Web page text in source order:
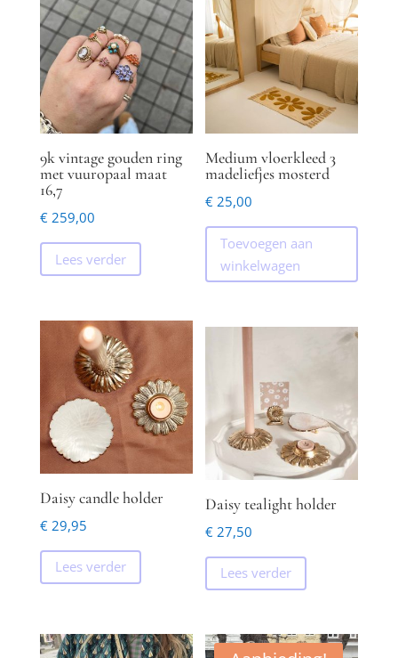
Deze
optie
kan
gekozen
worden
op
9k vintage gouden ring
met vuuropaal maat
16,7
€259,00
Lees verder
Medium vloerkleed 3
madeliefjes mosterd
€ 25,00
Toevoegen aan
winkelwagen
Daisy candle holder
€29,95
Lees verder
Daisy tealight holder
€ 27,50
Lees verder